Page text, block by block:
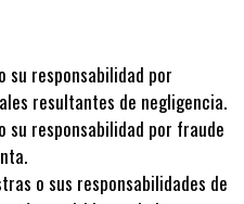
su responsabilidad por
resultantes de negligencia.
su responsabilidad por fraude
o sus responsabilidades de